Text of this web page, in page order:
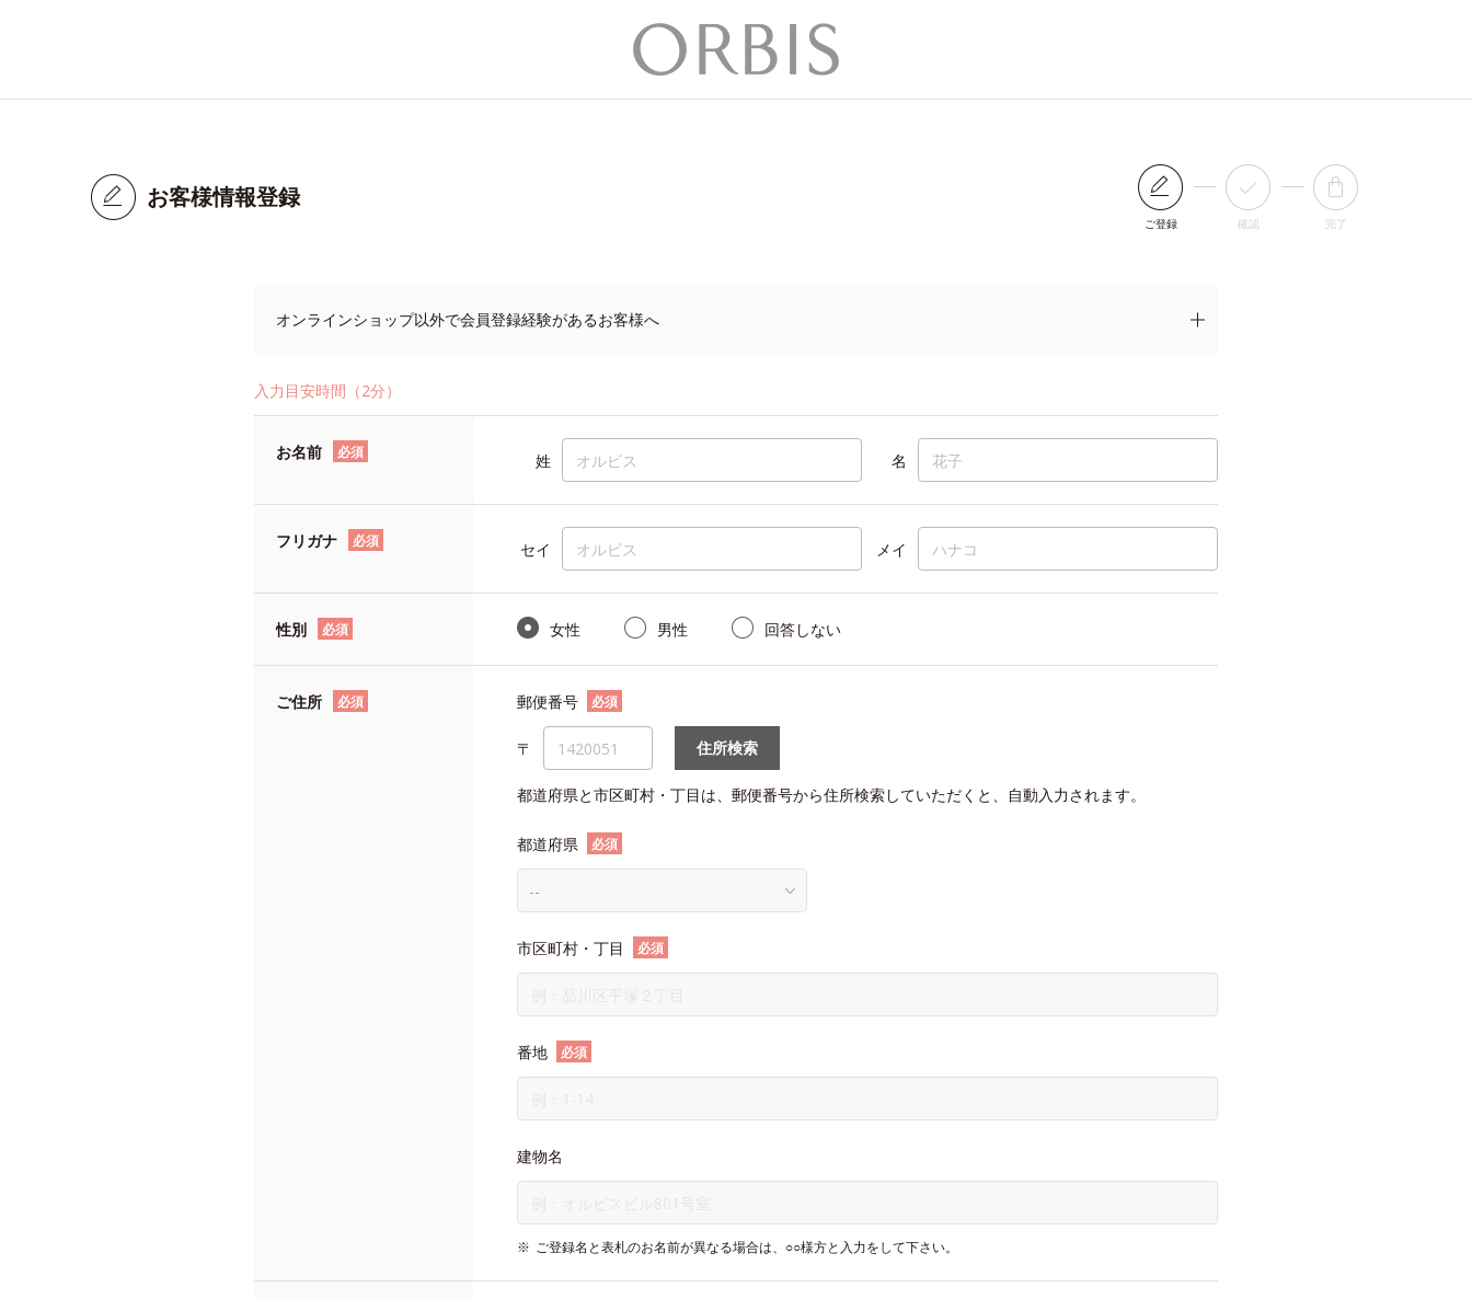
ご登録 確認 完了
お客様情報登録
オンラインショップ以外で会員登録経験があるお客様へ
入力目安時間（2分）
お名前 必須 姓 名
フリガナ 必須 セイ メイ
性別 必須 女性 男性 回答しない
ご住所 必須 郵便番号 必須
〒 住所検索
都道府県と市区町村・丁目は、郵便番号から住所検索していただくと、自動入力されます。
都道府県 必須
市区町村・丁目 必須
番地 必須
建物名
ご登録名と表札のお名前が異なる場合は、○○様方と入力をして下さい。